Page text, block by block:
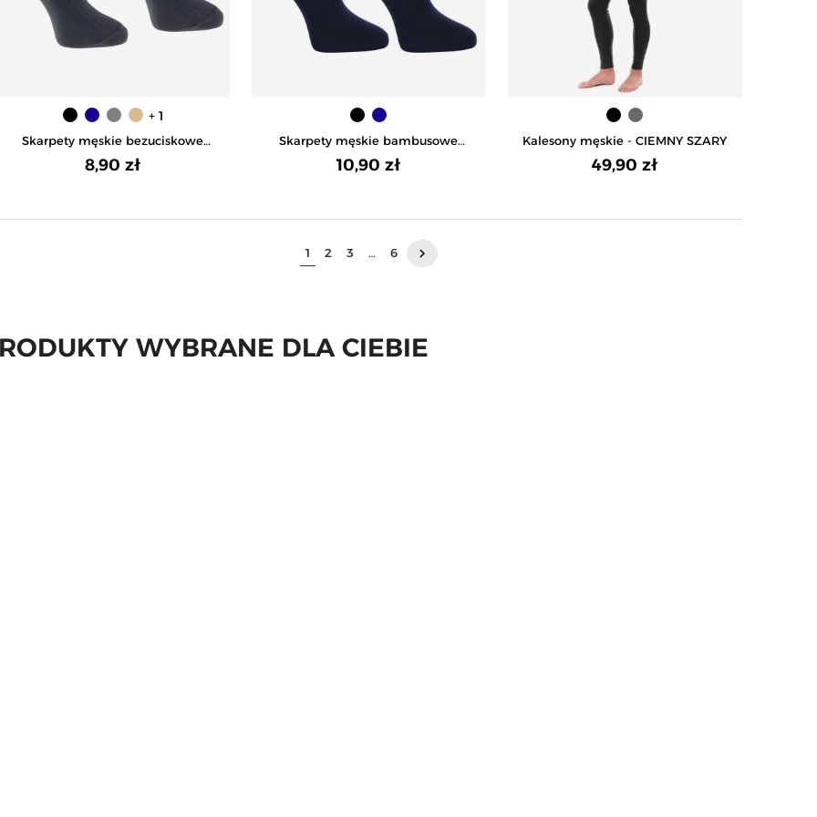
Skarpety męskie bezuciskowe
bawełniane z szerokim ściągaczem
- GRAFIT
8,90 zł
+ 1
Skarpety męskie bambusowe
długie garniturowe - GRANATOWY
10,90 zł
Kalesony męskie - CIEMNY SZARY
49,90 zł
1 2 3 … 6 keyboard_arrow_right
WYBRANE DLA CIEBIE